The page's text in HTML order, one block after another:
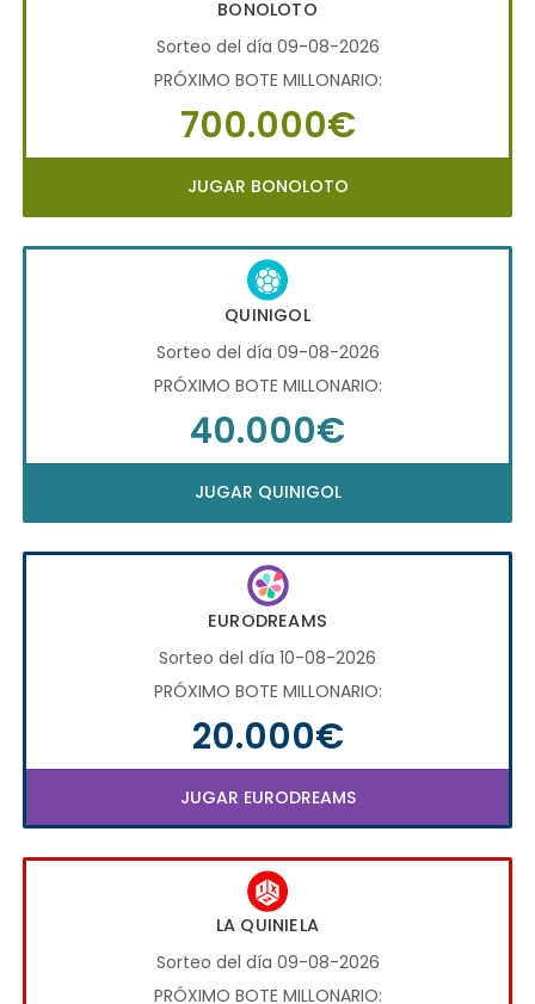
BONOLOTO
Sorteo del día 09-08-2026
PRÓXIMO BOTE MILLONARIO:
700.000€
JUGAR BONOLOTO
QUINIGOL
Sorteo del día 09-08-2026
PRÓXIMO BOTE MILLONARIO:
40.000€
JUGAR QUINIGOL
EURODREAMS
Sorteo del día 10-08-2026
PRÓXIMO BOTE MILLONARIO:
20.000€
JUGAR EURODREAMS
LA QUINIELA
Sorteo del día 09-08-2026
PRÓXIMO BOTE MILLONARIO: